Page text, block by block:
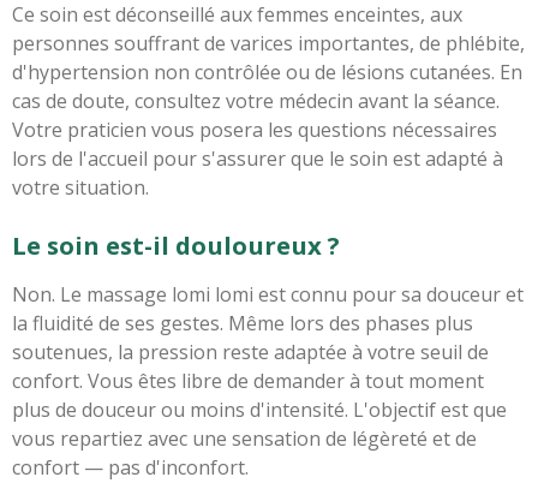
Ce soin est déconseillé aux femmes enceintes, aux
personnes souffrant de varices importantes, de phlébite,
d'hypertension non contrôlée ou de lésions cutanées. En
cas de doute, consultez votre médecin avant la séance.
Votre praticien vous posera les questions nécessaires
lors de l'accueil pour s'assurer que le soin est adapté à
votre situation.
Le soin est-il douloureux ?
Non. Le massage lomi lomi est connu pour sa douceur et
la fluidité de ses gestes. Même lors des phases plus
soutenues, la pression reste adaptée à votre seuil de
confort. Vous êtes libre de demander à tout moment
plus de douceur ou moins d'intensité. L'objectif est que
vous repartiez avec une sensation de légèreté et de
confort — pas d'inconfort.